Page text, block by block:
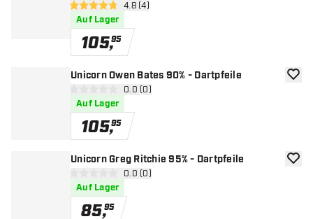
Bewertungsbereich öffnen
4.8 Bewertungssterne
4.8 (4)
Auf Lager
105,95
Unicorn Owen Bates 90% - Dartpfeile
Bewertungsbereich öffnen
0 Bewertungssterne
0.0 (0)
Auf Lager
105,95
Zur
Unicorn Greg Ritchie 95% - Dartpfeile
Bewertungsbereich öffnen
0 Bewertungssterne
0.0 (0)
Auf Lager
85,95
Zur